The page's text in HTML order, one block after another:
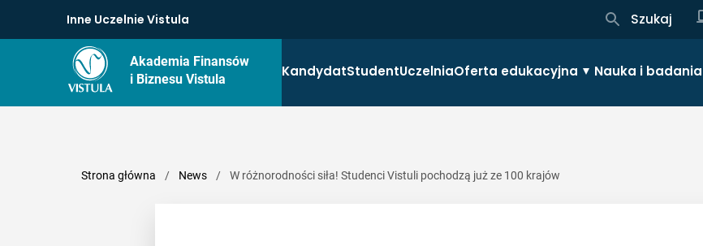
Inne Uczelnie Vistula Szukaj
Akademia Finansów
i Biznesu Vistula
KandydatStudentUczelniaOferta edukacyjna Nauka i badania
Strona główna / News / W różnorodności siła! Studenci Vistuli pochodzą już ze 100 krajów